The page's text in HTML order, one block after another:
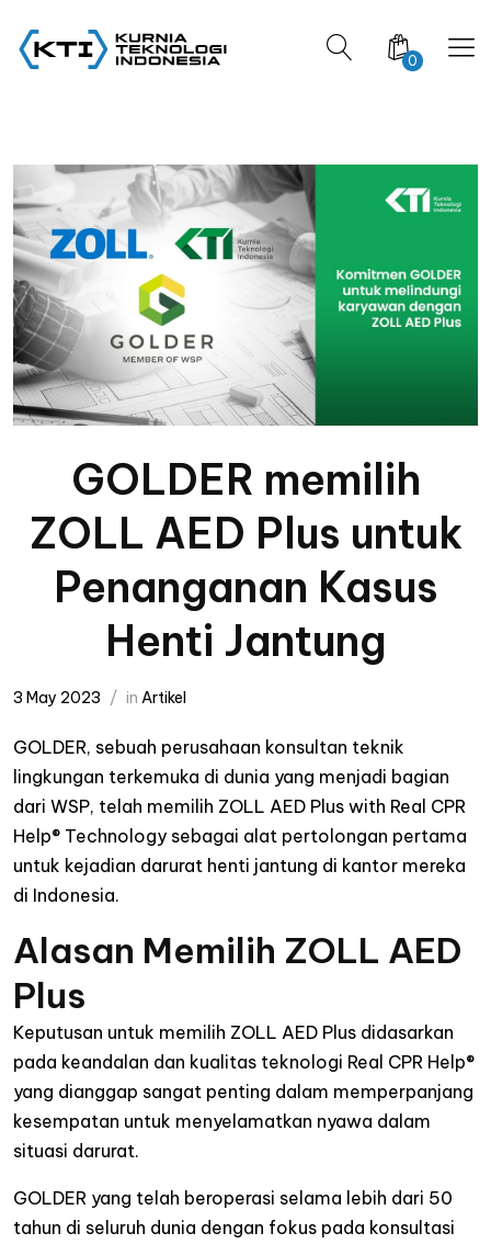
0
GOLDER memilih
ZOLL AED Plus untuk
Penanganan Kasus
Henti Jantung
3 May 2023 in Artikel
GOLDER, sebuah perusahaan konsultan teknik
lingkungan terkemuka di dunia yang menjadi bagian
dari WSP, telah memilih ZOLL AED Plus with Real CPR
Help® Technology sebagai alat pertolongan pertama
untuk kejadian darurat henti jantung di kantor mereka
di Indonesia.
Alasan Memilih ZOLL AED
Plus
Keputusan untuk memilih ZOLL AED Plus didasarkan
pada keandalan dan kualitas teknologi Real CPR Help®
yang dianggap sangat penting dalam memperpanjang
kesempatan untuk menyelamatkan nyawa dalam
situasi darurat.
GOLDER yang telah beroperasi selama lebih dari 50
tahun di seluruh dunia dengan fokus pada konsultasi